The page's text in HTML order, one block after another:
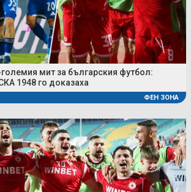
мит за българския футбол:
1948 го доказаха
ФЕН ЗОНА